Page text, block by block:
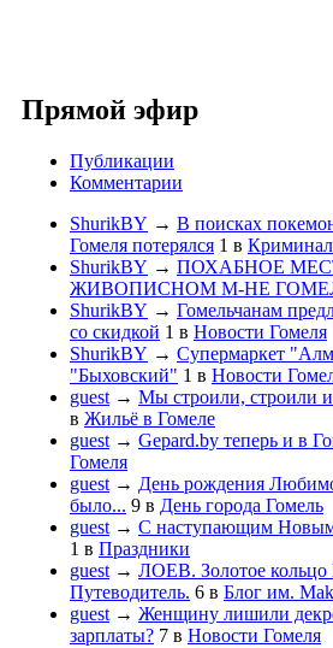
Прямой эфир
Публикации
Комментарии
ShurikBY → В поисках
Гомеля потерялся 1 в
ShurikBY → ПОХАБНОЕ
ЖИВОПИСНОМ М-НЕ
ShurikBY → Гомельчанам
со скидкой 1 в Новости Гомеля
ShurikBY → Супермаркет
"Быховский" 1 в Новости
guest → Мы строили, строили
в Жильё в Гомеле
guest → Gepard.by теперь и в
Гомеля
guest → День рождения
было... 9 в День города Гомель
guest → С наступающим
1 в Праздники
guest → ЛОЕВ. Золотое
Путеводитель. 6 в Блог им.
guest → Женщину лишили
зарплаты? 7 в Новости Гомеля